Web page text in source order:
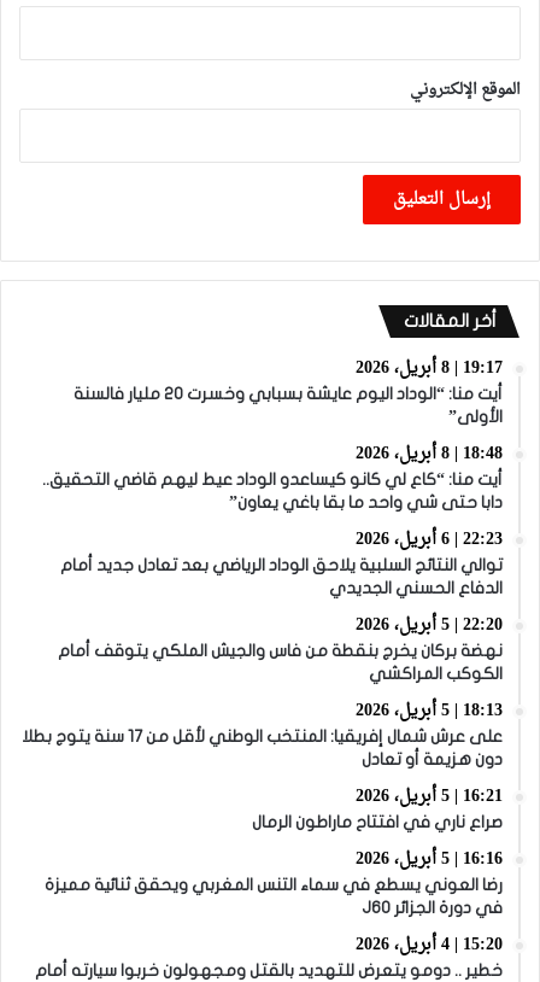
الموقع الإلكتروني
أخر المقالات
19:17 | 8 أبريل، 2026
أيت منا: “الوداد اليوم عايشة بسبابي وخسرت 20 مليار فالسنة
الأولى”
18:48 | 8 أبريل، 2026
أيت منا: “كاع لي كانو كيساعدو الوداد عيط ليهم قاضي التحقيق..
دابا حتى شي واحد ما بقا باغي يعاون”
22:23 | 6 أبريل، 2026
توالي النتائج السلبية يلاحق الوداد الرياضي بعد تعادل جديد أمام
الدفاع الحسني الجديدي
22:20 | 5 أبريل، 2026
نهضة بركان يخرج بنقطة من فاس والجيش الملكي يتوقف أمام
الكوكب المراكشي
18:13 | 5 أبريل، 2026
على عرش شمال إفريقيا: المنتخب الوطني لأقل من 17 سنة يتوج بطلا
دون هزيمة أو تعادل
16:21 | 5 أبريل، 2026
صراع ناري في افتتاح ماراطون الرمال
16:16 | 5 أبريل، 2026
رضا العوني يسطع في سماء التنس المغربي ويحقق ثنائية مميزة
في دورة الجزائر J60
15:20 | 4 أبريل، 2026
خطير .. دومو يتعرض للتهديد بالقتل ومجهولون خربوا سيارته أمام